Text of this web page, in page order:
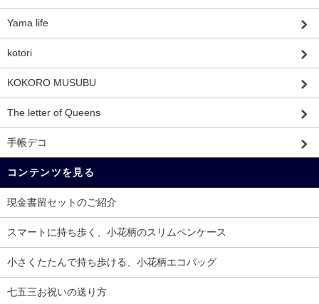
Yama life
kotori
KOKORO MUSUBU
The letter of Queens
手帳デコ
コンテンツを見る
現金書留セットのご紹介
スマートに持ち歩く、小花柄のスリムペンケース
小さくたたんで持ち歩ける、小花柄エコバッグ
七五三お祝いの送り方